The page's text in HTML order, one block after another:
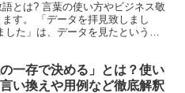
とは? 言葉の使い方やビジネス敬
す。 「データを拝見致しまし
た」は、データを見たというこ
の一存で決める」とは？使い
い換えや用例など徹底解釈